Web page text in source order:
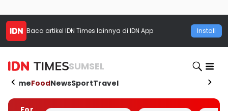
Baca artikel IDN Times lainnya di IDN App Install
SUMSEL
HomeFoodNewsSportTravel